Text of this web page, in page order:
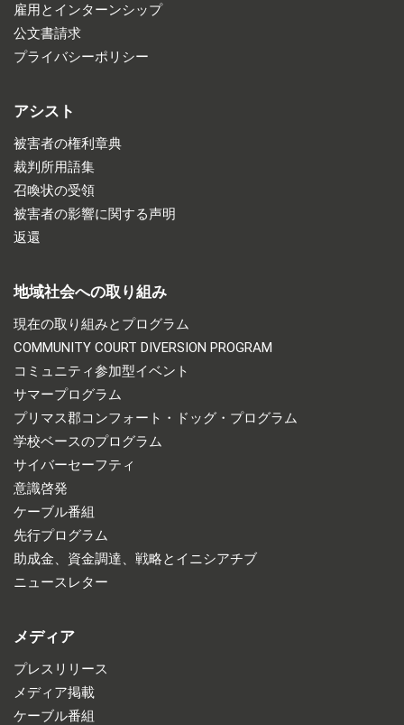
雇用とインターンシップ
公文書請求
プライバシーポリシー
アシスト
被害者の権利章典
裁判所用語集
召喚状の受領
被害者の影響に関する声明
返還
地域社会への取り組み
現在の取り組みとプログラム
COMMUNITY COURT DIVERSION PROGRAM
コミュニティ参加型イベント
サマープログラム
プリマス郡コンフォート・ドッグ・プログラム
学校ベースのプログラム
サイバーセーフティ
意識啓発
ケーブル番組
先行プログラム
助成金、資金調達、戦略とイニシアチブ
ニュースレター
メディア
プレスリリース
メディア掲載
ケーブル番組